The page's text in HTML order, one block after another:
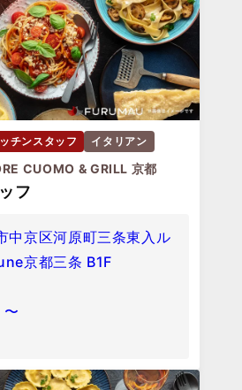
チンスタッフ イタリアン
CUOMO & GRILL 京都
フ
中京区河原町三条東入ル
京都三条 B1F
〜